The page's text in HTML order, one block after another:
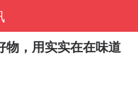
物，用实实在在味道